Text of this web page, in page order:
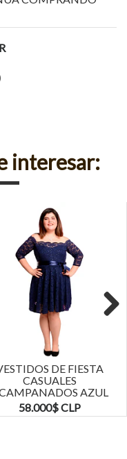
interesar:
DE FIESTA
CASUALES
AZUL
TALLAS PLUS
KADRIHEL
58.000$ CLP